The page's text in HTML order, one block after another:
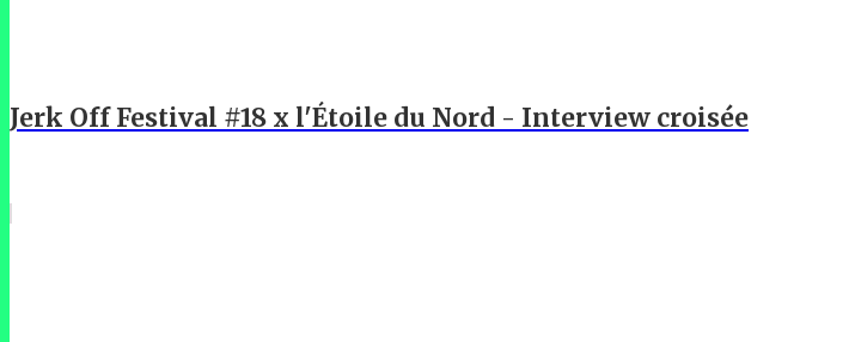
Jerk Off Festival #18 x l'Étoile du Nord - Interview croisée